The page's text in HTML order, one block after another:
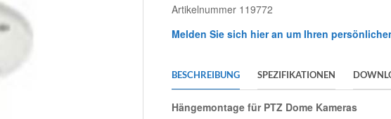
Artikelnummer 119772
Melden Sie sich hier an um Ihren
BESCHREIBUNG SPEZIFIKATIONEN
Hängemontage für PTZ Dome Kameras